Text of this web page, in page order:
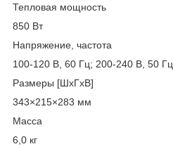
Тепловая мощность
850 Вт
Напряжение, частота
100-120 В, 60 Гц; 200-240 В, 50 Гц
Размеры [ШxГxВ]
343×215×283 мм
Масса
6,0 кг